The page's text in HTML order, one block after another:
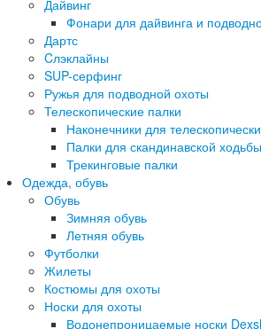
Дайвинг
Фонари для дайвинга и
Дартс
Cлэклайны
SUP-серфинг
Ружья для подводной охоты
Телескопические палки
Наконечники для
Палки для скандинавской ходьбы
Трекинговые палки
Одежда, обувь
Обувь
Зимняя обувь
Летняя обувь
Футболки
Жилеты
Костюмы для охоты
Носки для охоты
Водонепроницаемые носки